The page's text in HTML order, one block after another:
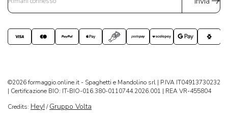
©2026 formaggio.online.it - Spaghetti e Mandolino srl | P.IVA IT04913730232
| Certificazione BIO: IT-BIO-016.380-0110744.2026.001 | REA VR-455804
Credits: Hey! /Gruppo Volta